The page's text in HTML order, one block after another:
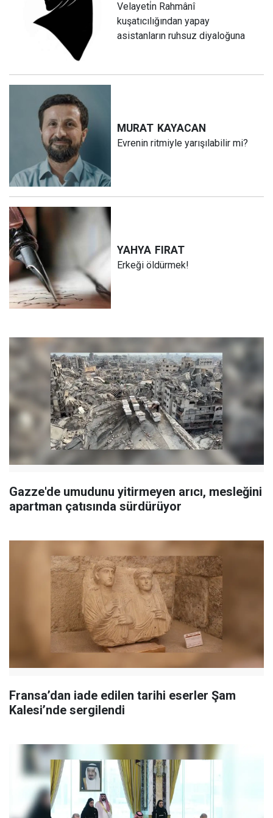
Velayeti̇n Rahmânî
kuşatıcılığından yapay
asistanların ruhsuz diyaloğuna
MURAT KAYACAN
Evrenin ritmiyle yarışılabilir mi?
YAHYA FIRAT
Erkeği öldürmek!
Gazze'de umudunu yitirmeyen arıcı, mesleğini
apartman çatısında sürdürüyor
Fransa’dan iade edilen tarihi eserler Şam
Kalesi’nde sergilendi